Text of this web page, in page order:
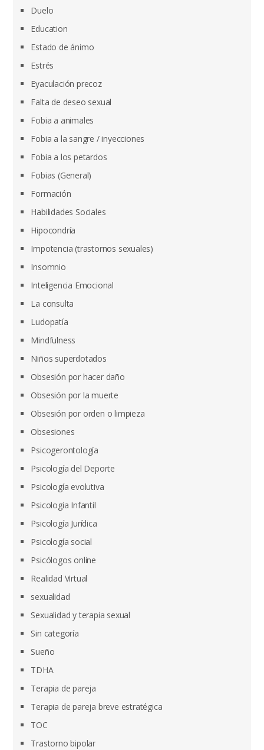
Duelo
Education
Estado de ánimo
Estrés
Eyaculación precoz
Falta de deseo sexual
Fobia a animales
Fobia a la sangre / inyecciones
Fobia a los petardos
Fobias (General)
Formación
Habilidades Sociales
Hipocondría
Impotencia (trastornos sexuales)
Insomnio
Inteligencia Emocional
La consulta
Ludopatía
Mindfulness
Niños superdotados
Obsesión por hacer daño
Obsesión por la muerte
Obsesión por orden o limpieza
Obsesiones
Psicogerontología
Psicología del Deporte
Psicología evolutiva
Psicologia Infantil
Psicología Jurídica
Psicología social
Psicólogos online
Realidad Virtual
sexualidad
Sexualidad y terapia sexual
Sin categoría
Sueño
TDHA
Terapia de pareja
Terapia de pareja breve estratégica
TOC
Trastorno bipolar